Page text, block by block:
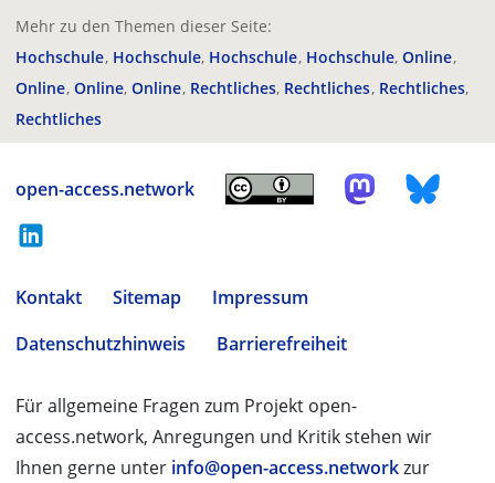
Mehr zu den Themen dieser Seite:
Hochschule Hochschule Hochschule Hochschule Online
Online Online Online Rechtliches Rechtliches Rechtliches
Rechtliches
open-access.network
Kontakt Sitemap
Impressum
Datenschutzhinweis
Barrierefreiheit
Für allgemeine Fragen zum Projekt open-
access.network, Anregungen und Kritik stehen wir
Ihnen gerne unter info@open-access.networkzur